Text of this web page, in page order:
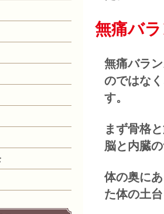
無痛バ
無痛バラ
のではな
す。
まず骨格
脳と内臓
体の奥に
た体の土台